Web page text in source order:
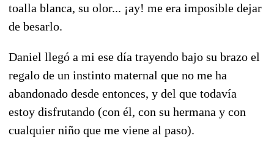
toalla blanca, su olor... ¡ay! me era imposible dejar
de besarlo.
Daniel llegó a mi ese día trayendo bajo su brazo el
regalo de un instinto maternal que no me ha
abandonado desde entonces, y del que todavía
estoy disfrutando (con él, con su hermana y con
cualquier niño que me viene al paso).